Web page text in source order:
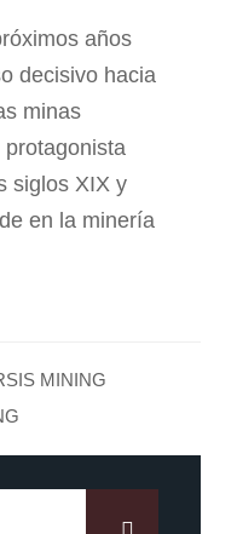
años
decisivo hacia
minas
siglos XIX y
en la minería
MINING